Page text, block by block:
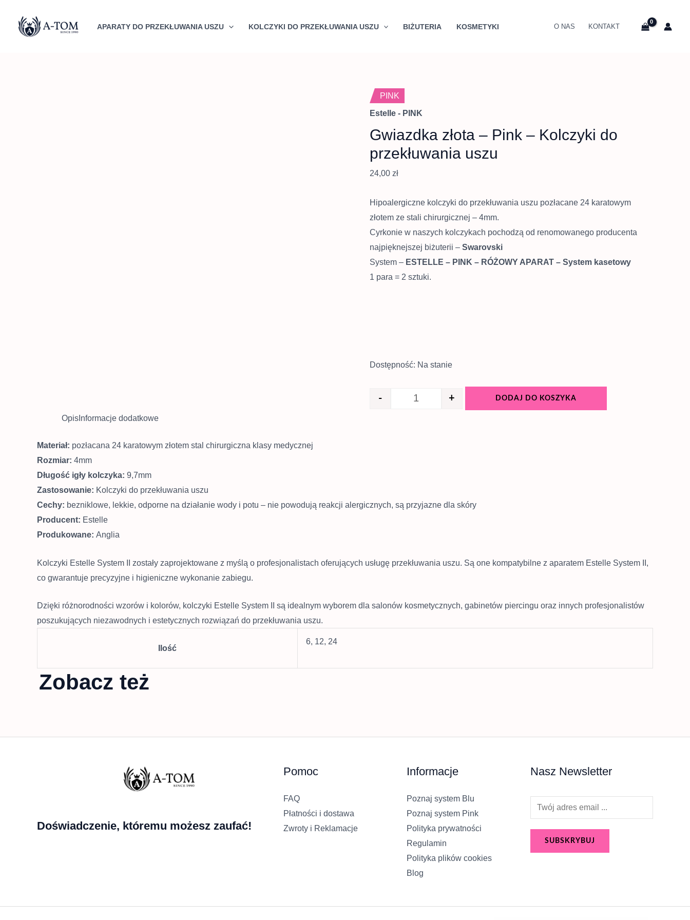
APARATY DO PRZEKŁUWANIA USZU KOLCZYKI DO PRZEKŁUWANIA USZU BIŻUTERIA KOSMETYKI O NAS KONTAKT
PINK
Estelle - PINK
Gwiazdka złota – Pink – Kolczyki do
przekłuwania uszu
24,00 zł
Hipoalergiczne kolczyki do przekłuwania uszu pozłacane 24 karatowym
złotem ze stali chirurgicznej – 4mm.
Cyrkonie w naszych kolczykach pochodzą od renomowanego producenta
najpięknejszej biżuterii – Swarovski
System – ESTELLE – PINK – RÓŻOWY APARAT – System kasetowy
1 para = 2 sztuki.
Dostępność: Na stanie
- + DODAJ DO KOSZYKA
Opis Informacje dodatkowe
Materiał: pozłacana 24 karatowym złotem stal chirurgiczna klasy medycznej
Rozmiar: 4mm
Długość igły kolczyka: 9,7mm
Zastosowanie: Kolczyki do przekłuwania uszu
Cechy: bezniklowe, lekkie, odporne na działanie wody i potu – nie powodują reakcji alergicznych, są przyjazne dla skóry
Producent: Estelle
Produkowane: Anglia
Kolczyki Estelle System II zostały zaprojektowane z myślą o profesjonalistach oferujących usługę przekłuwania uszu. Są one kompatybilne z aparatem Estelle System II,
co gwarantuje precyzyjne i higieniczne wykonanie zabiegu.
Dzięki różnorodności wzorów i kolorów, kolczyki Estelle System II są idealnym wyborem dla salonów kosmetycznych, gabinetów piercingu oraz innych profesjonalistów
poszukujących niezawodnych i estetycznych rozwiązań do przekłuwania uszu.
Ilość
6, 12, 24
Zobacz też
Doświadczenie, któremu możesz zaufać!
Pomoc
FAQ
Płatności i dostawa
Zwroty i Reklamacje
Informacje
Poznaj system Blu
Poznaj system Pink
Polityka prywatności
Regulamin
Polityka plików cookies
Blog
Nasz Newsletter
m
SUBSKRYBUJ